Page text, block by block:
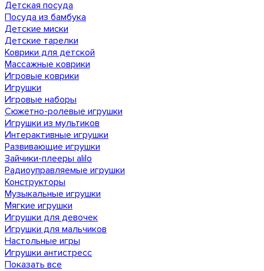
Детская посуда
Посуда из бамбука
Детские миски
Детские тарелки
Коврики для детской
Массажные коврики
Игровые коврики
Игрушки
Игровые наборы
Сюжетно-ролевые игрушки
Игрушки из мультиков
Интерактивные игрушки
Развивающие игрушки
Зайчики-плееры alilo
Радиоуправляемые игрушки
Конструкторы
Музыкальные игрушки
Мягкие игрушки
Игрушки для девочек
Игрушки для мальчиков
Настольные игры
Игрушки антистресс
Показать все